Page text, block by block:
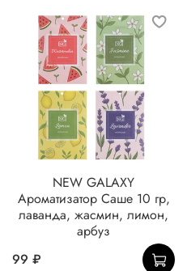
NEW GALAXY
Ароматизатор Саше 10 гр,
лаванда, жасмин, лимон,
арбуз
99 ₽